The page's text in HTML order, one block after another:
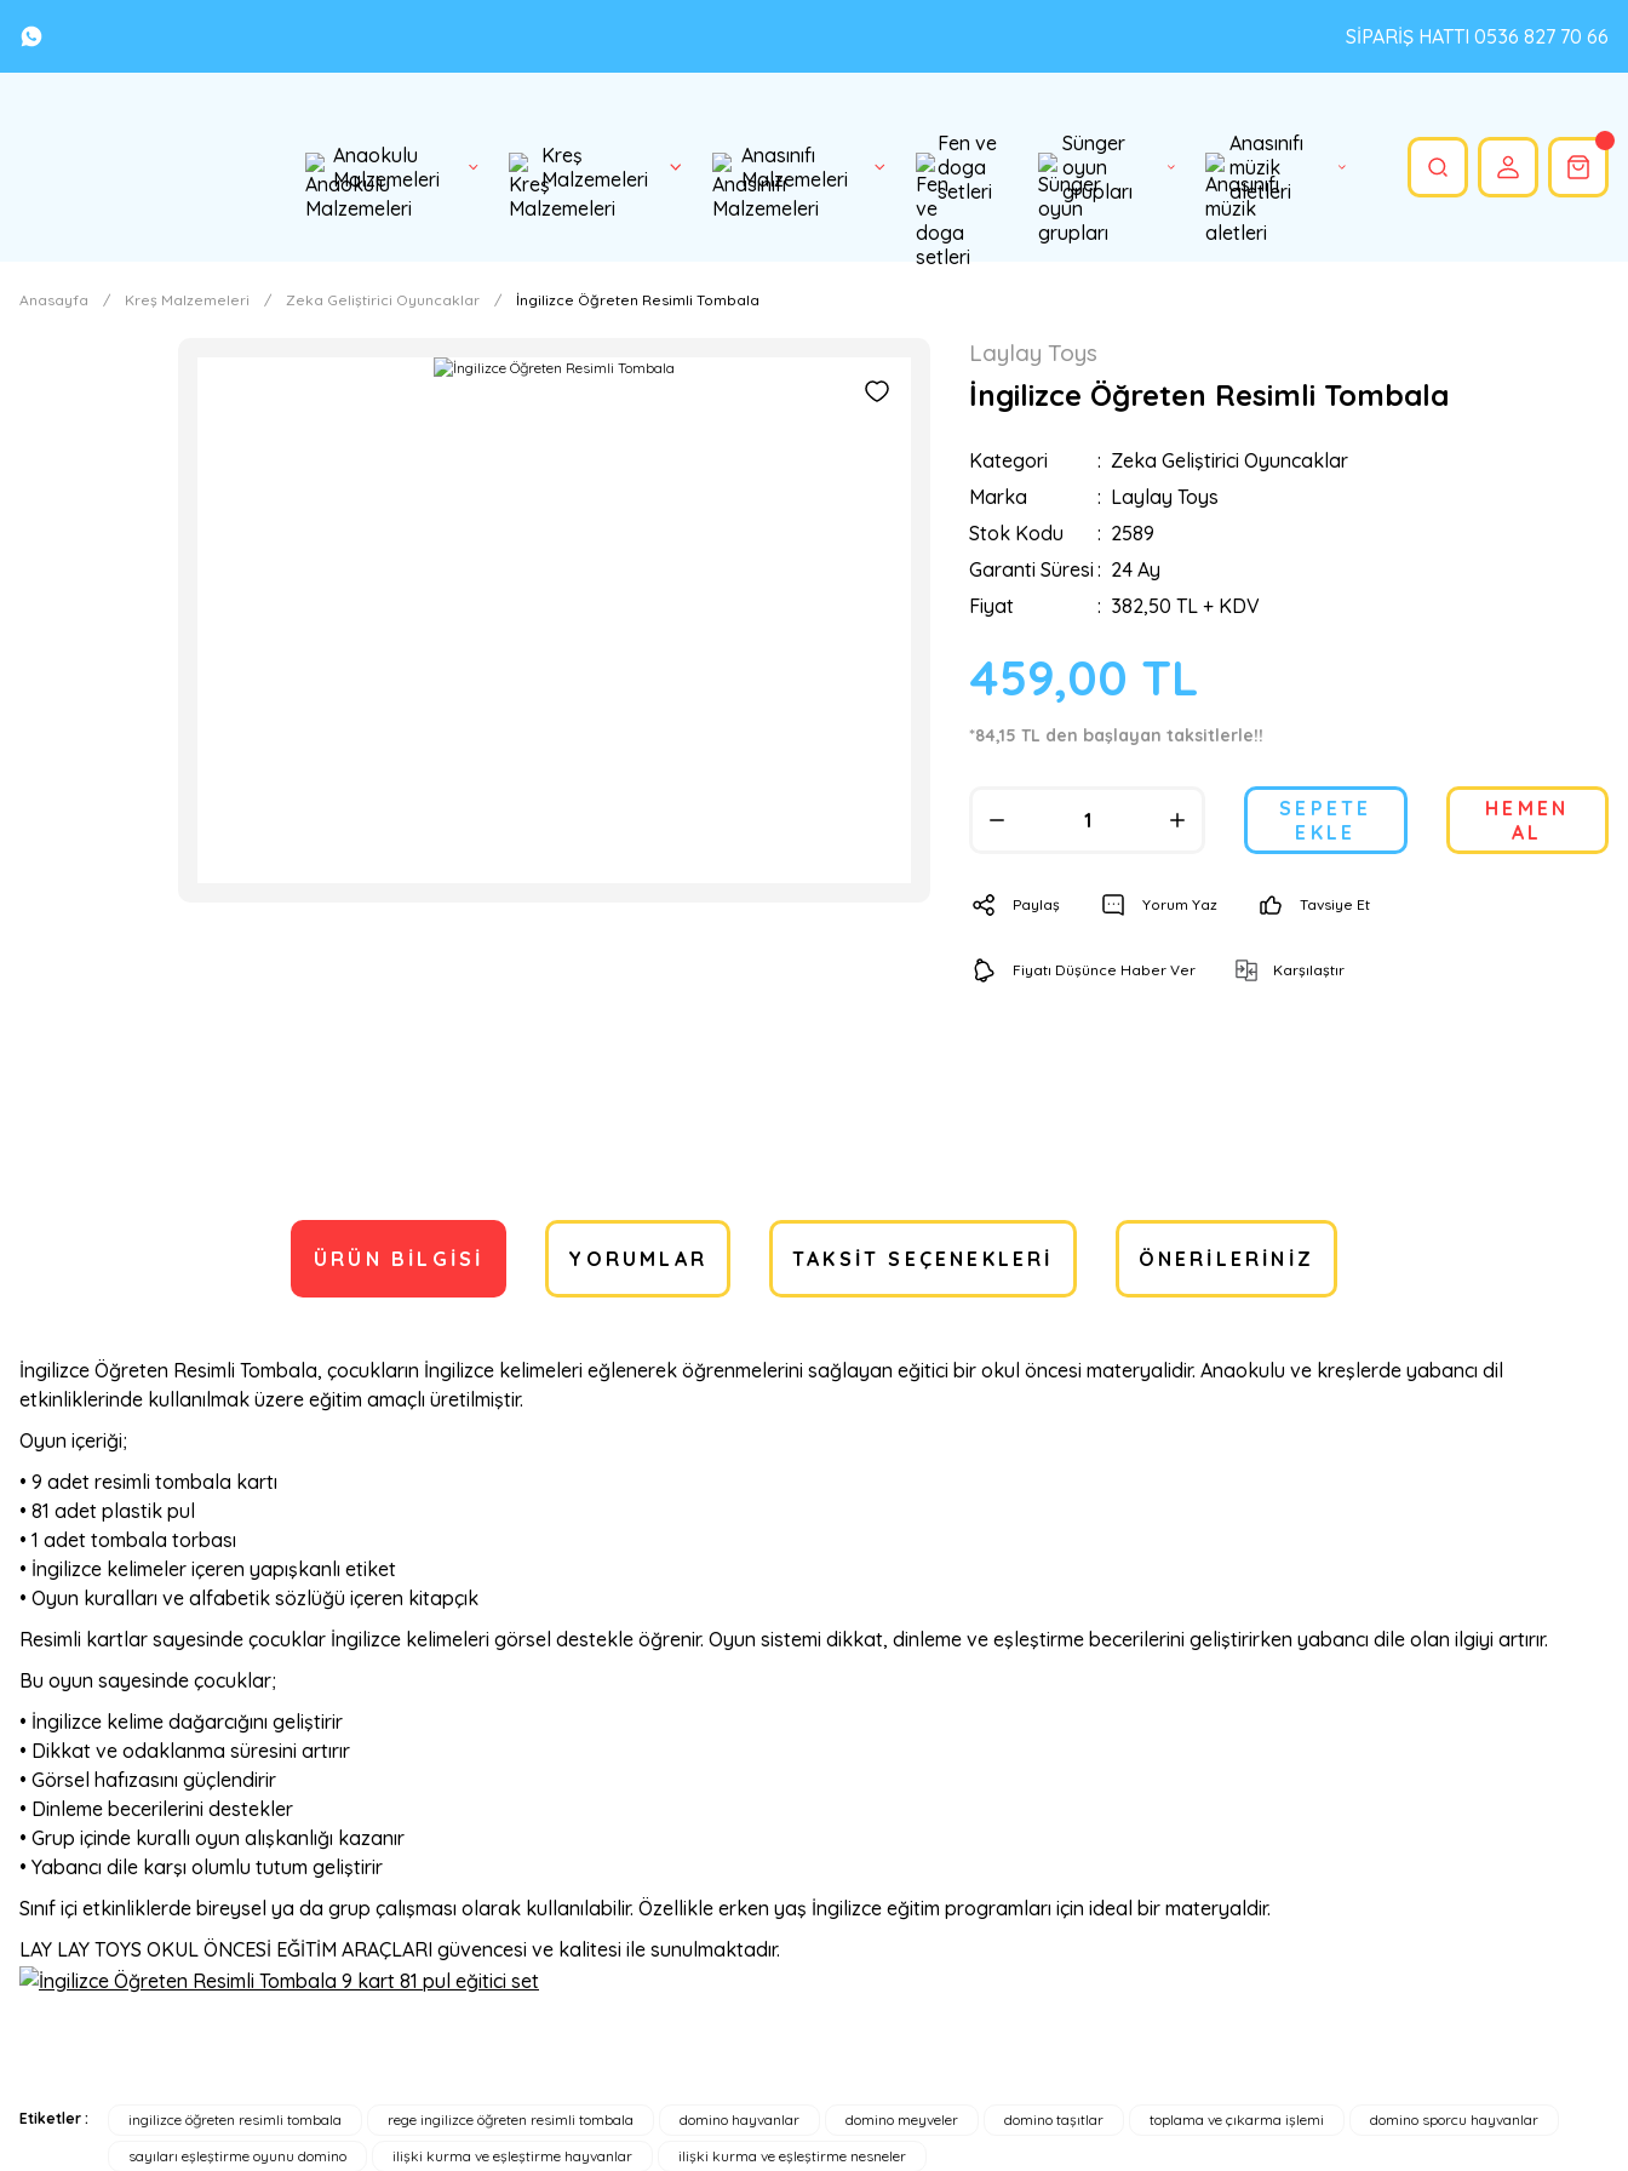
SİPARİŞ HATTI 0536 827 70 66
Anaokulu
Malzemeleri
Kreş
Malzemeleri
Anasınıfı
Malzemeleri
Fen ve
doga
setleri
Sünger
oyun
grupları
Anasınıfı
müzik
aletleri
Anasayfa Kreş Malzemeleri Zeka Geliştirici Oyuncaklar İngilizce Öğreten Resimli Tombala
Laylay Toys
İngilizce Öğreten Resimli Tombala
Kategori
Zeka Geliştirici Oyuncaklar
Marka
Laylay Toys
Stok Kodu
2589
Garanti Süresi
24 Ay
Fiyat
382,50 TL + KDV
459,00 TL
*84,15 TL den başlayan taksitlerle!!
SEPETE
EKLE
HEMEN
AL
Paylaş Yorum Yaz Tavsiye Et
Fiyatı Düşünce Haber Ver Karşılaştır
ÜRÜN BILGISI YORUMLAR TAKSIT SEÇENEKLERI ÖNERILERINIZ
İngilizce Öğreten Resimli Tombala, çocukların İngilizce kelimeleri eğlenerek öğrenmelerini sağlayan eğitici bir okul öncesi materyalidir. Anaokulu ve kreşlerde yabancı dil
etkinliklerinde kullanılmak üzere eğitim amaçlı üretilmiştir.
Oyun içeriği;
• 9 adet resimli tombala kartı
• 81 adet plastik pul
• 1 adet tombala torbası
• İngilizce kelimeler içeren yapışkanlı etiket
• Oyun kuralları ve alfabetik sözlüğü içeren kitapçık
Resimli kartlar sayesinde çocuklar İngilizce kelimeleri görsel destekle öğrenir. Oyun sistemi dikkat, dinleme ve eşleştirme becerilerini geliştirirken yabancı dile olan ilgiyi artırır.
Bu oyun sayesinde çocuklar;
• İngilizce kelime dağarcığını geliştirir
• Dikkat ve odaklanma süresini artırır
• Görsel hafızasını güçlendirir
• Dinleme becerilerini destekler
• Grup içinde kurallı oyun alışkanlığı kazanır
• Yabancı dile karşı olumlu tutum geliştirir
Sınıf içi etkinliklerde bireysel ya da grup çalışması olarak kullanılabilir. Özellikle erken yaş İngilizce eğitim programları için ideal bir materyaldir.
LAY LAY TOYS OKUL ÖNCESİ EĞİTİM ARAÇLARI güvencesi ve kalitesi ile sunulmaktadır.
Bu ürünün fiyat bilgisi, resim, ürün açıklamalarında ve diğer konularda yetersiz gördüğünüz noktaları öneri formunu kullanarak tarafımıza iletebilirsiniz.
Görüş ve önerileriniz için teşekkür ederiz.
Etiketler : ingilizce öğreten resimli tombala rege ingilizce öğreten resimli tombala domino hayvanlar domino meyveler domino taşıtlar toplama ve çıkarma işlemi
domino sporcu hayvanlar
sayıları eşleştirme oyunu domino
ilişki kurma ve eşleştirme hayvanlar ilişki kurma ve eşleştirme nesneler